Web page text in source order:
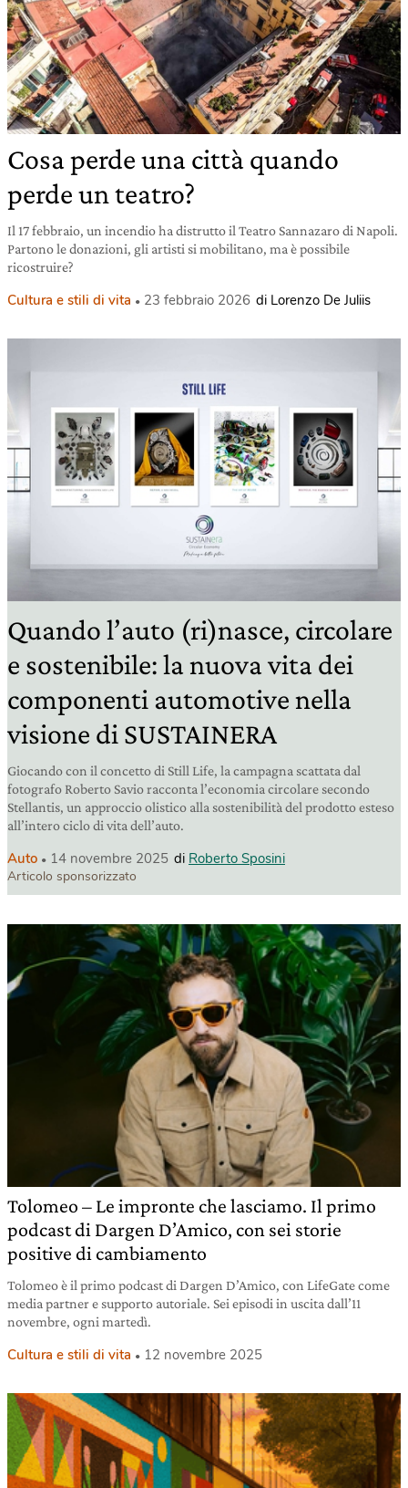
Cosa perde una città quando
perde un teatro?
Il 17 febbraio, un incendio ha distrutto il Teatro Sannazaro di Napoli.
Partono le donazioni, gli artisti si mobilitano, ma è possibile
ricostruire?
Cultura e stili di vita 23 febbraio 2026 di Lorenzo De Juliis
Quando l’auto (ri)nasce, circolare
e sostenibile: la nuova vita dei
componenti automotive nella
visione di SUSTAINERA
Giocando con il concetto di Still Life, la campagna scattata dal
fotografo Roberto Savio racconta l’economia circolare secondo
Stellantis, un approccio olistico alla sostenibilità del prodotto esteso
all’intero ciclo di vita dell’auto.
Auto 14 novembre 2025 di Roberto Sposini
Articolo sponsorizzato
Tolomeo – Le impronte che lasciamo. Il primo
podcast di Dargen D’Amico, con sei storie
positive di cambiamento
Tolomeo è il primo podcast di Dargen D’Amico, con LifeGate come
media partner e supporto autoriale. Sei episodi in uscita dall’11
novembre, ogni martedì.
Cultura e stili di vita 12 novembre 2025